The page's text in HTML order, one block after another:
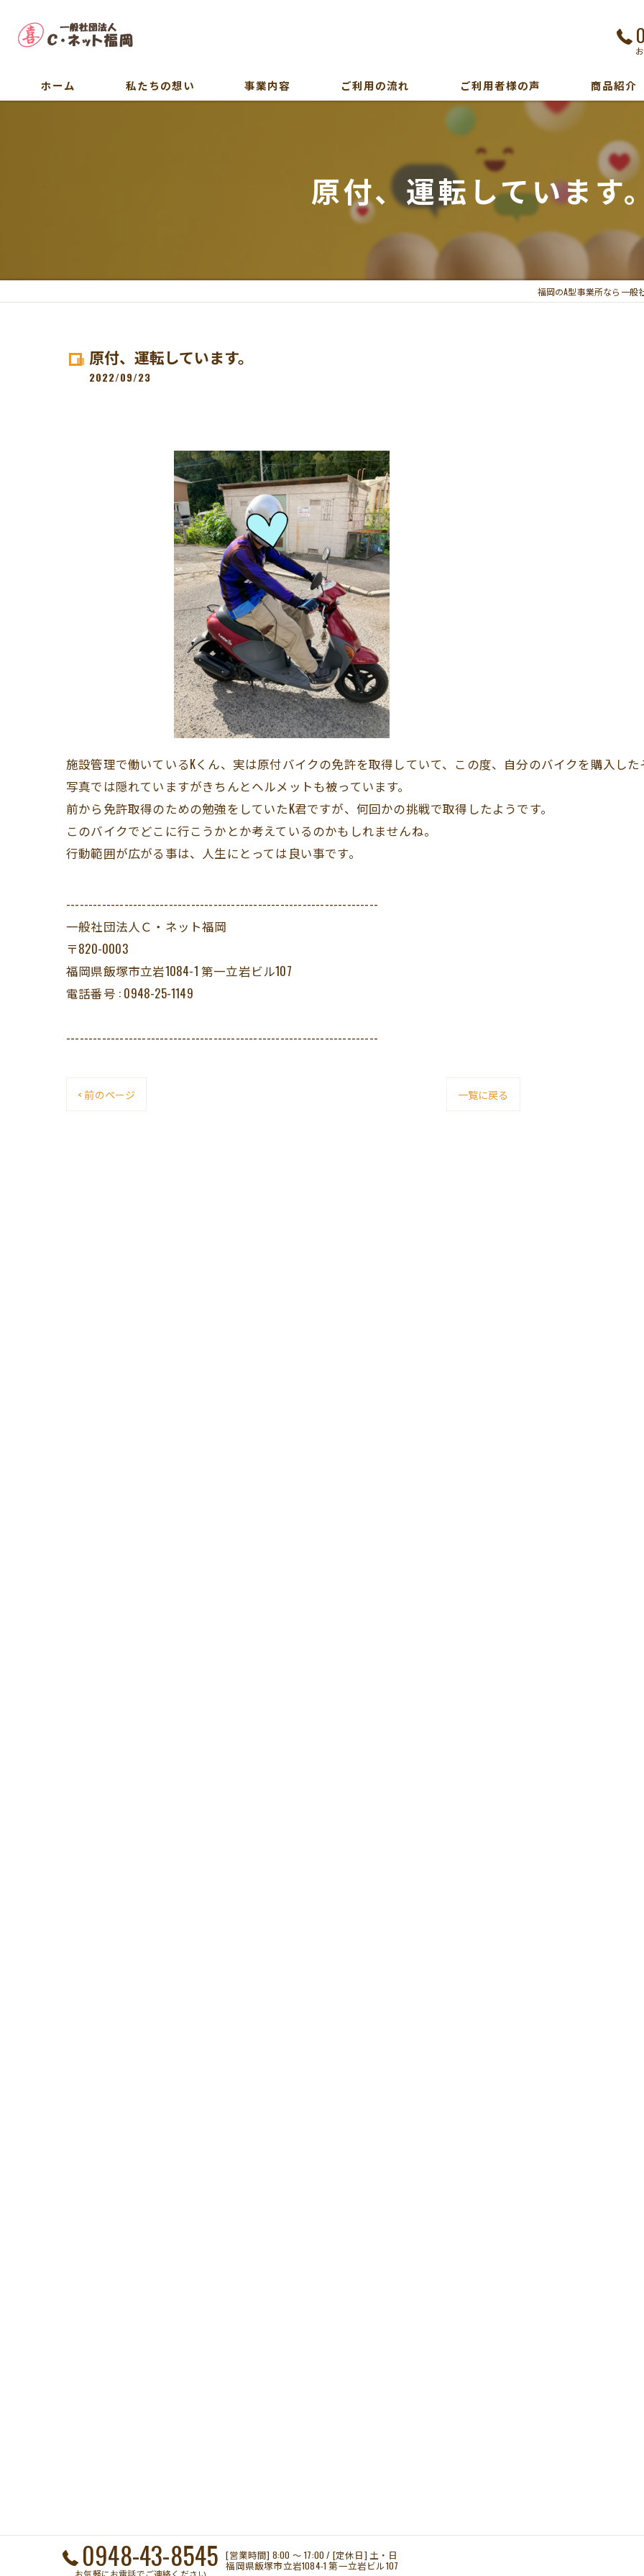
ホーム 私たちの想い 事業内容 ご利用の流れ ご利用者様の声 商品紹介
原付、運転しています
福岡のA型事業所なら一般
原付、運転しています。
2022/09/23
施設管理で働いているKくん、実は原付バイクの免許を取得していて、この度、自分のバイクを購入した
写真では隠れていますがきちんとヘルメットも被っています。
前から免許取得のための勉強をしていたK君ですが、何回かの挑戦で取得したようです。
このバイクでどこに行こうかとか考えているのかもしれませんね。
行動範囲が広がる事は、人生にとっては良い事です。
----------------------------------------------------------------------
一般社団法人Ｃ・ネット福岡
〒820-0003
福岡県飯塚市立岩1084-1 第一立岩ビル107
電話番号 : 0948-25-1149
----------------------------------------------------------------------
< 前のページ 一覧に戻る
0948-43-8545
お気軽にお電話でご連絡ください
[営業時間] 8:00 〜 17:00 / [定休日] 土・日
福岡県飯塚市立岩1084-1 第一立岩ビル107